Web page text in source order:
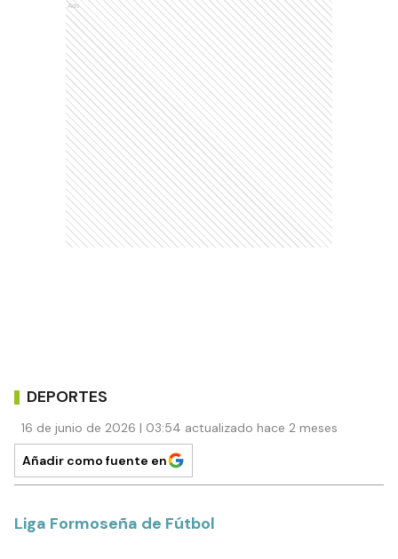
Ads
DEPORTES
16 de junio de 2026 | 03:54 actualizado hace 2 meses
Añadir como fuente en
Liga Formoseña de Fútbol